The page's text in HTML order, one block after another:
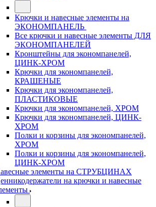
Крючки и навесные элементы на
ЭКОНОМПАНЕЛЬ
Все крючки и навесные элементы ДЛЯ
ЭКОНОМПАНЕЛЕЙ
Кронштейны для экономпанелей,
ЦИНК-ХРОМ
Крючки для экономпанелей,
КРАШЕНЫЕ
Крючки для экономпанелей,
ПЛАСТИКОВЫЕ
Крючки для экономпанелей, ХРОМ
Крючки для экономпанелей, ЦИНК-
ХРОМ
Полки и корзины для экономпанелей,
ХРОМ
Полки и корзины для экономпанелей,
ЦИНК-ХРОМ
элементы на СТРУБЦИНАХ
на крючки и навесные